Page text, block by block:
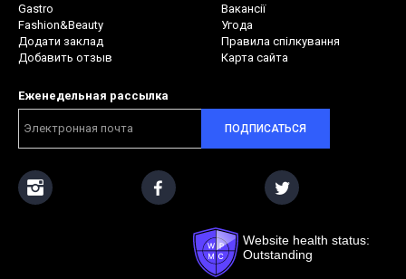
Gastro
Fashion&Beauty
Додати заклад
Добавить отзыв
Вакансії
Угода
Правила спілкування
Карта сайта
Еженедельная рассылка
ПОДПИСАТЬСЯ
Website health status:
Outstanding